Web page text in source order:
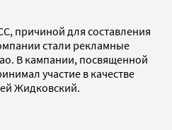
причиной для составления
стали рекламные
В кампании, посвященной
участие в качестве
Жидковский.